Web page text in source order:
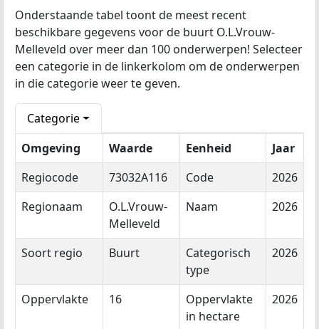
Onderstaande tabel toont de meest recent
beschikbare gegevens voor de buurt O.L.Vrouw-
Melleveld over meer dan 100 onderwerpen! Selecteer
een categorie in de linkerkolom om de onderwerpen
in die categorie weer te geven.
Categorie
Omgeving
Waarde Eenheid
Jaar
Regiocode
73032A116 Code
2026
Regionaam
O.L.Vrouw-
Melleveld
Naam 2026
Soort regio Buurt
Categorisch
type
2026
Oppervlakte 16
Oppervlakte
in hectare
2026